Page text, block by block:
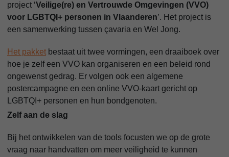
project ‘Veilige(re) en Vertrouwde Omgevingen (VVO)
voor LGBTQI+ personen in Vlaanderen’. Het project is
een samenwerking tussen çavaria en Wel Jong.
Het pakket bestaat uit twee vormingen, een draaiboek over
hoe je zelf een VVO kan organiseren en een beleid rond
ongewenst gedrag. Er volgen ook een algemene
postercampagne en een online VVO-kaart gericht op
LGBTQI+ personen en hun bondgenoten.
Zelf aan de slag
Bij het ontwikkelen van de tools focusten we op de grote
vraag naar handvatten om meer veiligheid te kunnen